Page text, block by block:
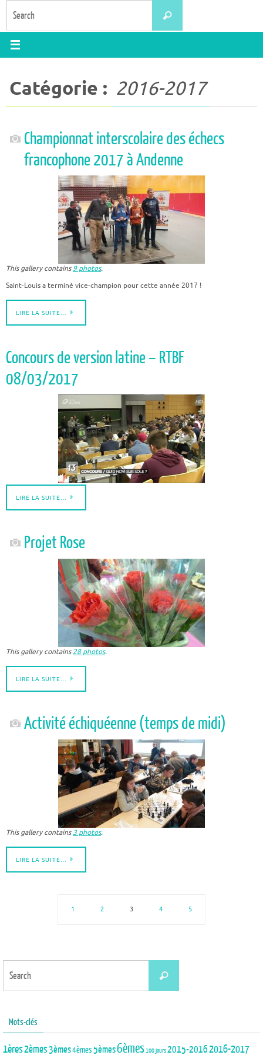
Search
Catégorie : 2016-2017
Championnat interscolaire des échecs
francophone 2017 à Andenne
This gallery contains 9 photos.
Saint-Louis a terminé vice-champion pour cette année 2017 !
LIRE LA SUITE…
Concours de version latine – RTBF
08/03/2017
LIRE LA SUITE…
Projet Rose
This gallery contains 28 photos.
LIRE LA SUITE…
Activité échiquéenne (temps de midi)
This gallery contains3 photos.
LIRE LA SUITE…
1 2 3 4 5
Search
Mots-clés
1ères2èmes3èmes4èmes5èmes6èmes100 jours2015-20162016-2017